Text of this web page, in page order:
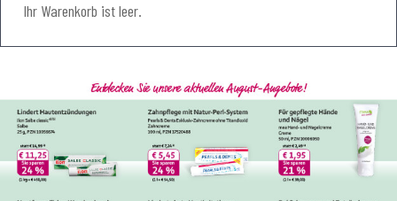
Ihr Warenkorb ist leer.